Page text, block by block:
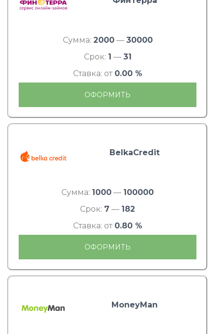
Сумма: 2000— 30000
Срок: 1 — 31
Ставка: от 0.00 %
ОФОРМИТЬ
BelkaCredit
Сумма: 1000 — 100000
Срок: 7 — 182
Ставка: от 0.80 %
ОФОРМИТЬ
MoneyMan